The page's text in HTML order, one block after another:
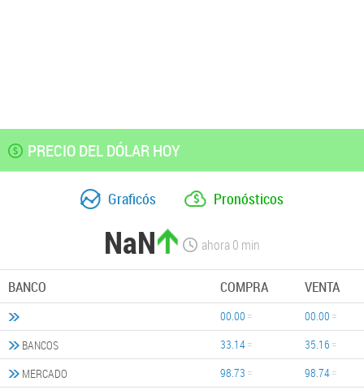
PRECIO DEL DÓLAR HOY
Graficós Pronósticos
NaN ahora0 min
BANCO COMPRA VENTA
00.00
00.00
BANCOS
33.14
35.16
MERCADO
98.73
98.74